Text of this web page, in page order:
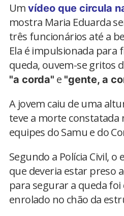
Umvídeo que circula
mostra Maria Eduarda
três funcionários até a
Ela é impulsionada para
queda, ouvem-se gritos
"a corda" e "gente, a
A jovem caiu de uma
teve a morte constatada
equipes do Samu e do
Segundo a Polícia Civil,
que deveria estar preso
para segurar a queda foi
enrolado no chão da